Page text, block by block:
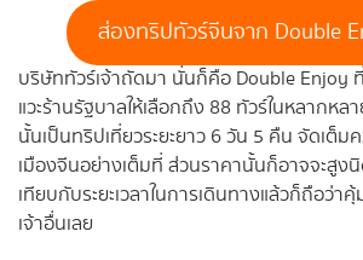
ส่องทริปทัวร์จีนจาก Double
บริษัททัวร์เจ้าถัดมา นั่นก็คือ Double Enjoy
แวะร้านรัฐบาลให้เลือกถึง 88 ทัวร์ในหลากหล
นั้นเป็นทริปเที่ยวระยะยาว 6 วัน 5 คืน จัดเต็ม
เมืองจีนอย่างเต็มที่ ส่วนราคานั้นก็อาจจะสูง
เทียบกับระยะเวลาในการเดินทางแล้วก็ถือว่า
เจ้าอื่นเลย